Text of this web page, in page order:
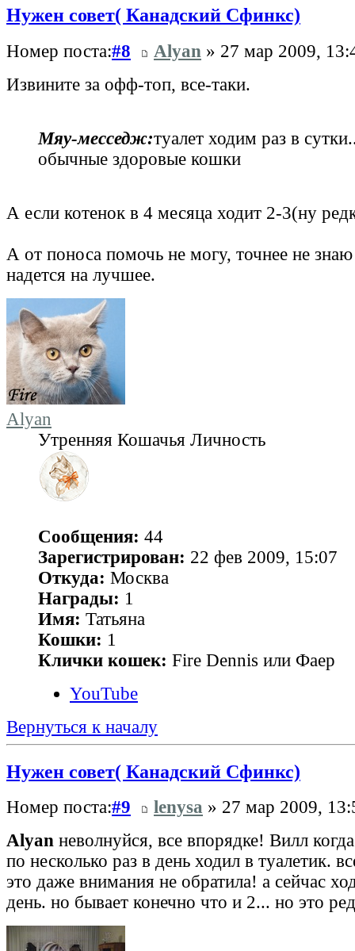
Нужен совет( Канадский Сфинкс)
Номер поста:#8 Alyan » 27 мар 2009,
Извините за офф-топ, все-таки.
Мяу‑месседж:туалет ходим раз в
обычные здоровые кошки
А если котенок в 4 месяца ходит 2-3(ну
А от поноса помочь не могу, точнее не
надется на лучшее.
Alyan
Утренняя Кошачья Личность
Сообщения: 44
Зарегистрирован: 22 фев 2009, 15:07
Откуда: Москва
Награды: 1
Имя: Татьяна
Кошки: 1
Клички кошек: Fire Dennis или Фаер
YouTube
Вернуться к началу
Нужен совет( Канадский Сфинкс)
Номер поста:#9 lenysa » 27 мар 2009,
Alyan неволнуйся, все впорядке! Вилл
по несколько раз в день ходил в туалетик.
это даже внимания не обратила! а сейчас
день. но бывает конечно что и 2... но это